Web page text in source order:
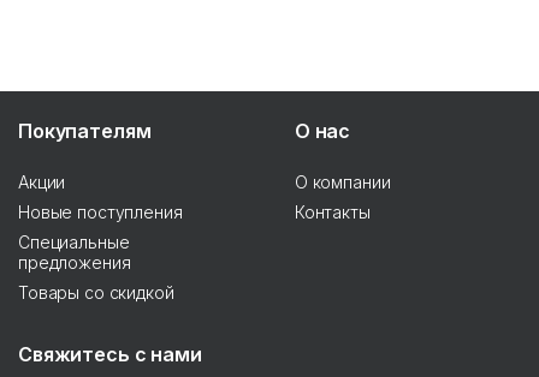
Покупателям
Акции
Новые поступления
Специальные
предложения
Товары со скидкой
О нас
О компании
Контакты
Свяжитесь с нами